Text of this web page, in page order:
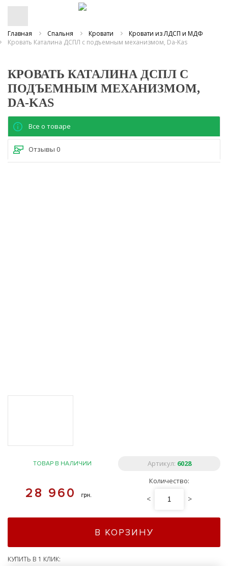
Главная Спальня Кровати
Кровати из ЛДСП и МДФ
Кровать Каталина ДСПЛ с подъемным механизмом, Da-Kas
КРОВАТЬ КАТАЛИНА ДСПЛ С
ПОДЪЕМНЫМ МЕХАНИЗМОМ,
DA-KAS
Все о товаре
Отзывы 0
ТОВАР В НАЛИЧИИ Артикул: 6028
28 960 грн.
Количество:
< >
В КОРЗИНУ
КУПИТЬ В 1 КЛИК: